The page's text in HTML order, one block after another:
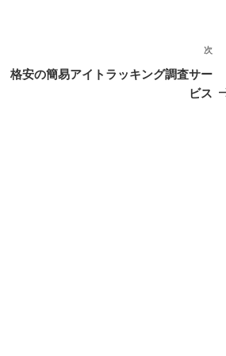
次
の
投
次
格安の簡易アイトラッキング調査サー
ビス